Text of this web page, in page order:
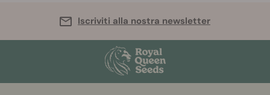
Iscriviti alla nostra newsletter